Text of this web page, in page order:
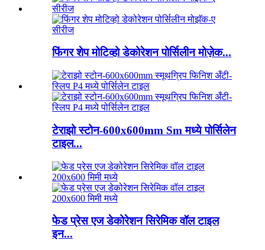
फिंगर शेप मोटिव्हो डेकोरेशन पोर्सिलीन मोज़ेक...
टेराझो स्टोन-600x600mm Sm मध्ये पोर्सिलेन
टाइल...
फेड प्रेस एज डेकोरेशन सिरेमिक वॉल टाइल
इन...